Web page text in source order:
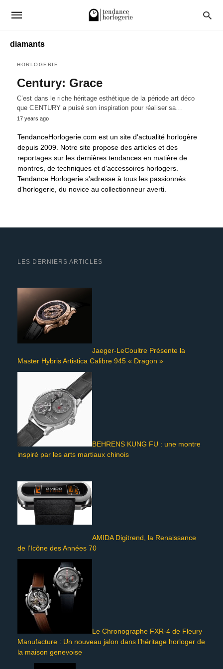
diamants
HORLOGERIE
Century: Grace
C’est dans le riche héritage esthétique de la période art déco
que CENTURY a puisé son inspiration pour réaliser sa…
17 years ago
TendanceHorlogerie.com est un site d'actualité horlogère
depuis 2009. Notre site propose des articles et des
reportages sur les dernières tendances en matière de
montres, de techniques et d'accessoires horlogers.
Tendance Horlogerie s'adresse à tous les passionnés
d'horlogerie, du novice au collectionneur averti.
LES DERNIERS ARTICLES
Jaeger-LeCoultre Présente la
Master Hybris Artistica Calibre 945 « Dragon »
BEHRENS KUNG FU : une montre
inspiré par les arts martiaux chinois
AMIDA Digitrend, la Renaissance
de l’Icône des Années 70
Le Chronographe FXR-4 de Fleury
Manufacture : Un nouveau jalon dans l’héritage horloger de
la maison genevoise